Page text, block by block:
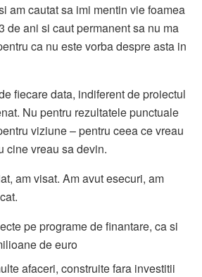
am cautat sa imi mentin vie foamea
de ani si caut permanent sa nu ma
ca nu este vorba despre asta in
fiecare data, indiferent de proiectul
Nu pentru rezultatele punctuale
viziune – pentru ceea ce vreau
cine vreau sa devin.
am visat. Am avut esecuri, am
pe programe de finantare, ca si
de euro
afaceri, construite fara investitii